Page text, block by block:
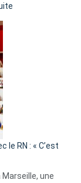
Algérie
le RN : « C’est
une